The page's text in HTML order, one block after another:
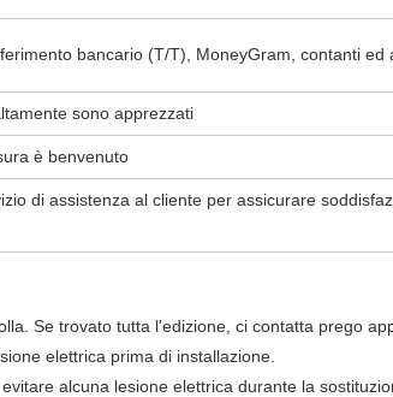
bancario (T/T), MoneyGram, contanti ed
sono apprezzati
è benvenuto
di assistenza al cliente per assicurare
Se trovato tutta l'edizione, ci contatta prego
elettrica prima di installazione.
alcuna lesione elettrica durante la